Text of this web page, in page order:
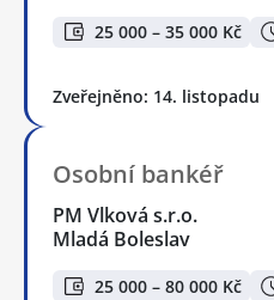
25 000 – 35 000 Kč
Zveřejněno: 14. listopadu
Osobní bankéř
PM Vlková s.r.o.
Mladá Boleslav
25 000 – 80 000 Kč